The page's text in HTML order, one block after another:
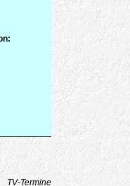
TV-Termine